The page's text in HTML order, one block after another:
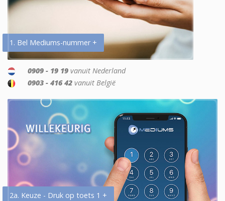
1. Bel Mediums-nummer +
0909 - 19 19 vanuit Nederland
0903 - 416 42 vanuit België
2a. Keuze - Druk op toets 1 +